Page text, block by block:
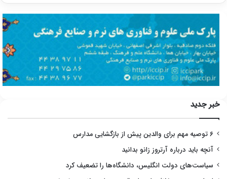
خبر جدید
۶ توصیه مهم برای والدین پیش از بازگشایی مدارس
آنچه باید درباره آرتروز زانو بدانید
سیاست‌های دولت انگلیس، دانشگاه‌ها را تضعیف کرد